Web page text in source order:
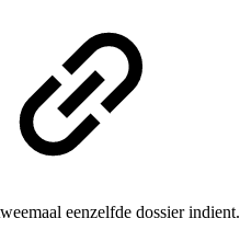
eenzelfde dossier indient.